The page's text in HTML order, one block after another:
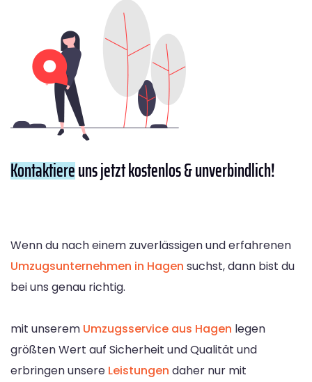
Kontaktiereuns jetzt kostenlos & unverbindlich!
Wenn du nach einem zuverlässigen und erfahrenen
Umzugsunternehmen in Hagen suchst, dann bist du
bei uns genau richtig.
mit unserem Umzugsservice aus Hagen legen
größten Wert auf Sicherheit und Qualität und
erbringen unsere Leistungen daher nur mit